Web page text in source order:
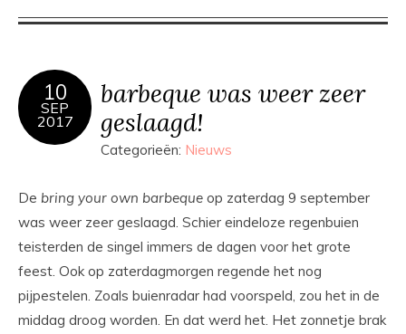
10
SEP
2017
barbeque was weer zeer
geslaagd!
Categorieën: Nieuws
De bring your own barbeque op zaterdag 9 september
was weer zeer geslaagd. Schier eindeloze regenbuien
teisterden de singel immers de dagen voor het grote
feest. Ook op zaterdagmorgen regende het nog
pijpestelen. Zoals buienradar had voorspeld, zou het in de
middag droog worden. En dat werd het. Het zonnetje brak